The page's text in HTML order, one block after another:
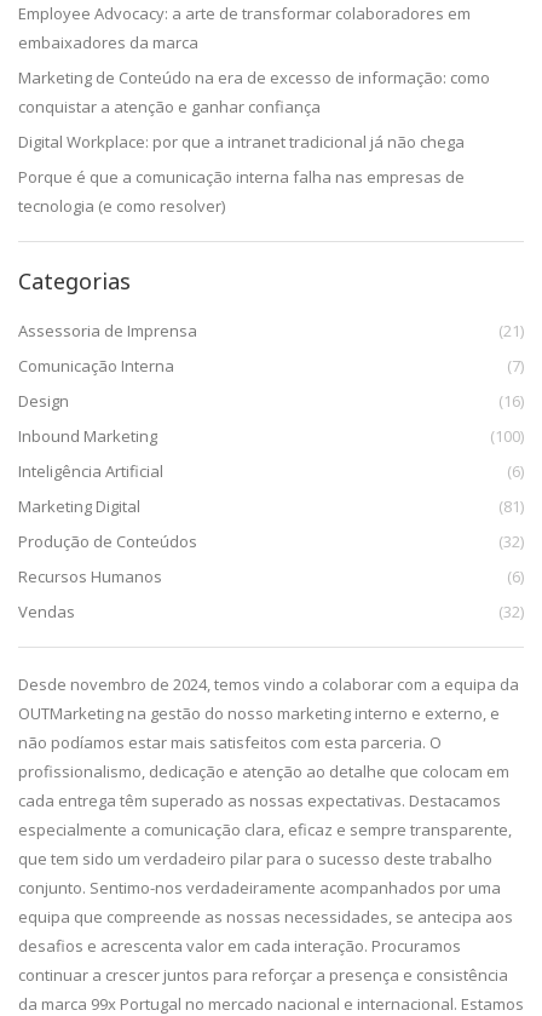
Employee Advocacy: a arte de transformar colaboradores em
embaixadores da marca
Marketing de Conteúdo na era de excesso de informação: como
conquistar a atenção e ganhar confiança
Digital Workplace: por que a intranet tradicional já não chega
Porque é que a comunicação interna falha nas empresas de
tecnologia (e como resolver)
Categorias
Assessoria de Imprensa
(21)
Comunicação Interna
(7)
Design
(16)
Inbound Marketing
(100)
Inteligência Artificial
(6)
Marketing Digital
(81)
Produção de Conteúdos
(32)
Recursos Humanos
(6)
Vendas
(32)
Desde novembro de 2024, temos vindo a colaborar com a equipa da
OUTMarketing na gestão do nosso marketing interno e externo, e
não podíamos estar mais satisfeitos com esta parceria. O
profissionalismo, dedicação e atenção ao detalhe que colocam em
cada entrega têm superado as nossas expectativas. Destacamos
especialmente a comunicação clara, eficaz e sempre transparente,
que tem sido um verdadeiro pilar para o sucesso deste trabalho
conjunto. Sentimo-nos verdadeiramente acompanhados por uma
equipa que compreende as nossas necessidades, se antecipa aos
desafios e acrescenta valor em cada interação. Procuramos
continuar a crescer juntos para reforçar a presença e consistência
da marca 99x Portugal no mercado nacional e internacional. Estamos